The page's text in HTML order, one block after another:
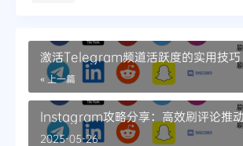
激活Telegram频道活跃度的实用技巧
« 上一篇
Instagram攻略分享：高效刷评论推
设
2025-05-26